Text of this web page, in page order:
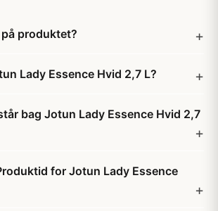
produktet?
Lady Essence Hvid 2,7 L?
bag Jotun Lady Essence Hvid 2,7
for Jotun Lady Essence